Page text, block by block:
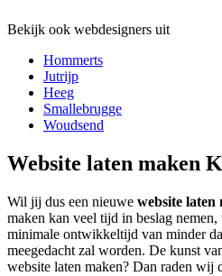
Bekijk ook webdesigners uit
Hommerts
Jutrijp
Heeg
Smallebrugge
Woudsend
Website laten maken
Wil jij dus een nieuwe website laten
maken kan veel tijd in beslag
minimale ontwikkeltijd van minder
meegedacht zal worden. De kunst
website laten maken? Dan raden wij